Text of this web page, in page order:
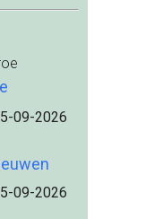
09-2026
09-2026